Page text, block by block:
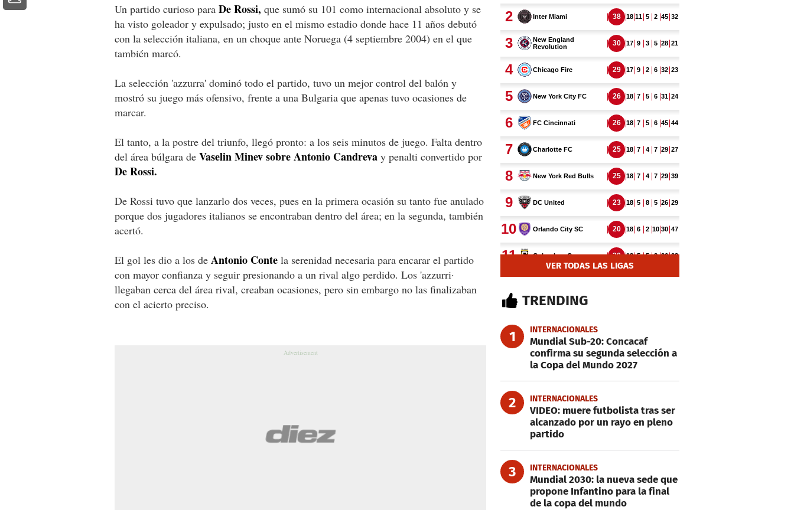
Un partido curioso para De Rossi, que sumó su 101 como internacional absoluto y se
ha visto goleador y expulsado; justo en el mismo estadio donde hace 11 años debutó
con la selección italiana, en un choque ante Noruega (4 septiembre 2004) en el que
también marcó.
La selección 'azzurra' dominó todo el partido, tuvo un mejor control del balón y
mostró su juego más ofensivo, frente a una Bulgaria que apenas tuvo ocasiones de
marcar.
El tanto, a la postre del triunfo, llegó pronto: a los seis minutos de juego. Falta dentro
del área búlgara de Vaselin Minev sobre Antonio Candreva y penalti convertido por
De Rossi.
De Rossi tuvo que lanzarlo dos veces, pues en la primera ocasión su tanto fue anulado
porque dos jugadores italianos se encontraban dentro del área; en la segunda, también
acertó.
El gol les dio a los de Antonio Conte la serenidad necesaria para encarar el partido
con mayor confianza y seguir presionando a un rival algo perdido. Los 'azzurri·
llegaban cerca del área rival, creaban ocasiones, pero sin embargo no las finalizaban
con el acierto preciso.
VER TODAS LAS LIGAS
TRENDING
1 INTERNACIONALES
Mundial Sub-20: Concacaf
confirma su segunda selección a
la Copa del Mundo 2027
2 INTERNACIONALES
VIDEO: muere futbolista tras ser
alcanzado por un rayo en pleno
partido
3 INTERNACIONALES
Mundial 2030: la nueva sede que
propone Infantino para la final
de la copa del mundo